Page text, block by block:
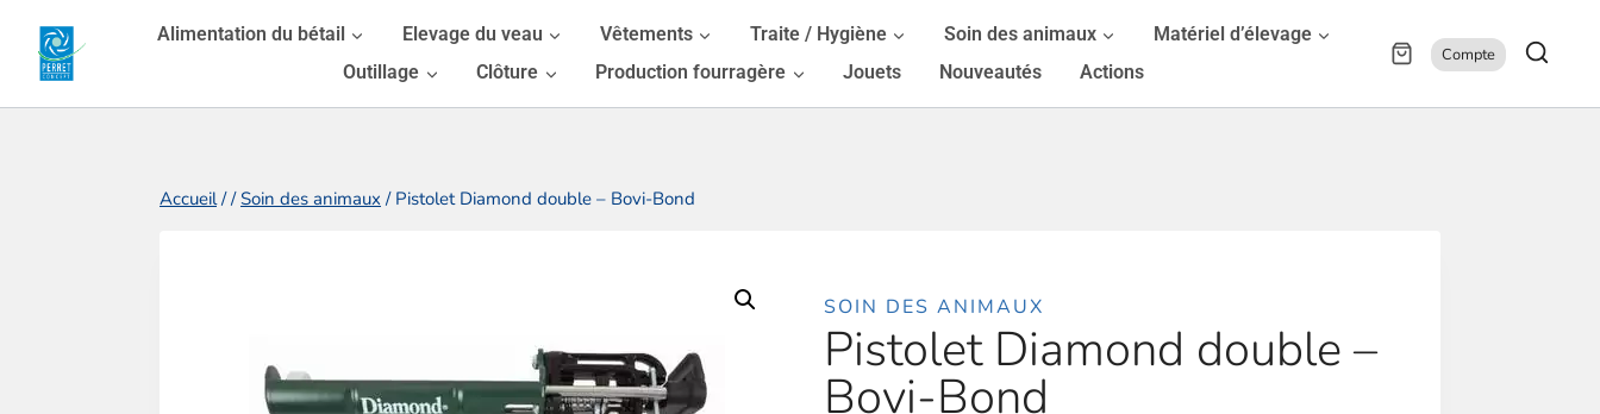
Alimentation du bétail Elevage du veau Vêtements Traite / Hygiène Soin des animaux
Matériel d’élevage
Outillage
Clôture Production fourragère Jouets Nouveautés Actions
Compte
Accueil / / Soin des animaux / Pistolet Diamond double – Bovi-Bond
SOIN DES ANIMAUX
Pistolet Diamond double –
Bovi-Bond